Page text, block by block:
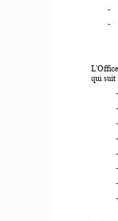
-
-
qui suit
-
-
-
-
-
-
-
-